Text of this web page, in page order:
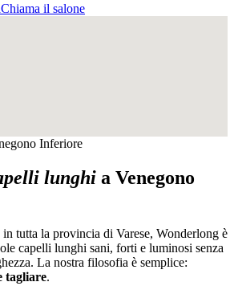
Chiama il salone
Inferiore
lunghi a Venegono
in tutta la provincia di Varese, Wonderlong è
capelli lunghi sani, forti e luminosi senza
La nostra filosofia è semplice:
tagliare.